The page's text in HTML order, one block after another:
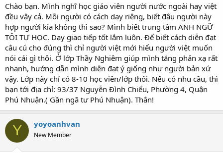
Chào bạn. Mình nghĩ học giáo viên người nước ngoài hay việt
đều vậy cả. Mỗi người có cách dạy riêng, biết đâu người này
hợp người kia không thì sao? Mình biết trung tâm ANH NGỮ
TÔI TỰ HỌC. Dạy giao tiếp tốt lắm luôn. Để biết cách diễn đạt
câu cú cho đúng thì chỉ người việt mới hiểu người việt muốn
nói cái gì thôi. Ở lớp Thầy Nghiêm giúp mình tăng phản xạ rất
nhanh, hướng dẫn mình diễn đạt ý giống như người bản xứ
vậy. Lớp này chỉ có 8-10 học viên/lớp thôi. Nếu có nhu cầu, thì
bạn tới địa chỉ: 93/37 Nguyễn Đình Chiểu, Phường 4, Quận
Phú Nhuận.( Gần ngã tư Phú Nhuận). Thân!
Y yoyoanhvan
New Member